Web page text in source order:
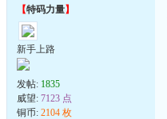
【特码力量】
新手上路
发帖: 1835
威望: 7123 点
铜币: 2104 枚